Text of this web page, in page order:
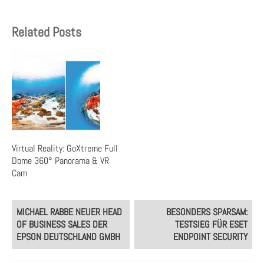
Related Posts
Virtual Reality: GoXtreme Full
Dome 360° Panorama & VR
Cam
Post
navigation
MICHAEL RABBE NEUER HEAD
OF BUSINESS SALES DER
EPSON DEUTSCHLAND GMBH
BESONDERS SPARSAM:
TESTSIEG FÜR ESET
ENDPOINT SECURITY